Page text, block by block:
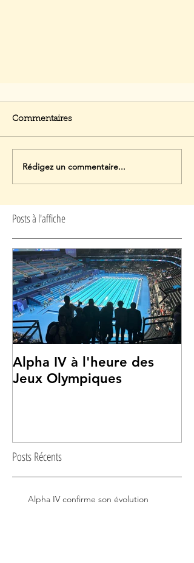
Commentaires
Rédigez un commentaire...
Posts à l'affiche
Alpha IV à l'heure des
Jeux Olympiques
Posts Récents
Alpha IV confirme son évolution